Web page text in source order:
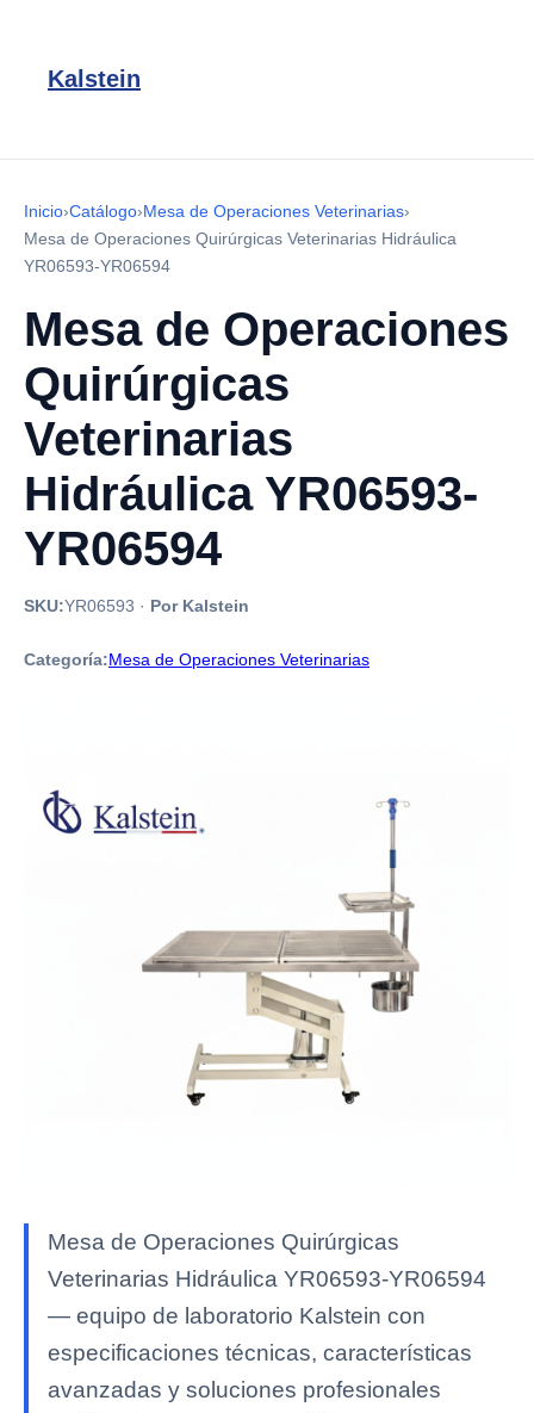
Kalstein
Inicio›Catálogo›Mesa de Operaciones Veterinarias›
Mesa de Operaciones Quirúrgicas Veterinarias Hidráulica
YR06593-YR06594
Mesa de Operaciones
Quirúrgicas
Veterinarias
Hidráulica YR06593-
YR06594
SKU:YR06593 · Por Kalstein
Categoría:Mesa de Operaciones Veterinarias
Mesa de Operaciones Quirúrgicas
Veterinarias Hidráulica YR06593-YR06594
— equipo de laboratorio Kalstein con
especificaciones técnicas, características
avanzadas y soluciones profesionales